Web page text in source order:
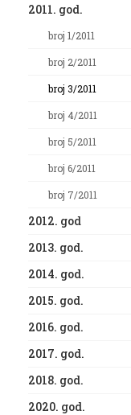
2011. god.
broj 1/2011
broj 2/2011
broj 3/2011
broj 4/2011
broj 5/2011
broj 6/2011
broj 7/2011
2012. god
2013. god.
2014. god.
2015. god.
2016. god.
2017. god.
2018. god.
2020. god.